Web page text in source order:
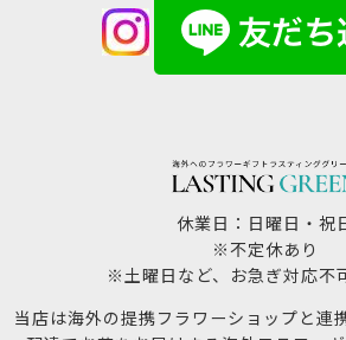
休業日：日曜日・祝
※不定休あり
※土曜日など、お急ぎ対応不
当店は海外の提携フラワーショップと連